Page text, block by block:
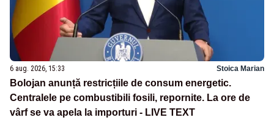
6 aug. 2026, 15:33 Stoica Marian
Bolojan anunță restricțiile de consum energetic.
Centralele pe combustibili fosili, repornite. La ore de
vârf se va apela la importuri - LIVE TEXT